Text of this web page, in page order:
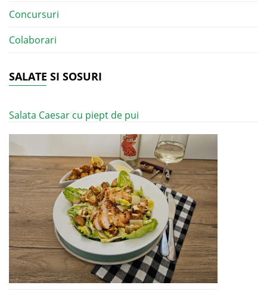
Concursuri
Colaborari
SALATE SI SOSURI
Salata Caesar cu piept de pui